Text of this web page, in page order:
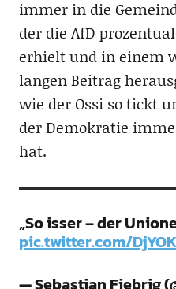
immer in die
der die AfD
erhielt und in einem
langen Beitrag
wie der Ossi so tickt
der Demokratie
hat.
„So isser – der
pic.twitter.com/
— Sebastian Fiebrig